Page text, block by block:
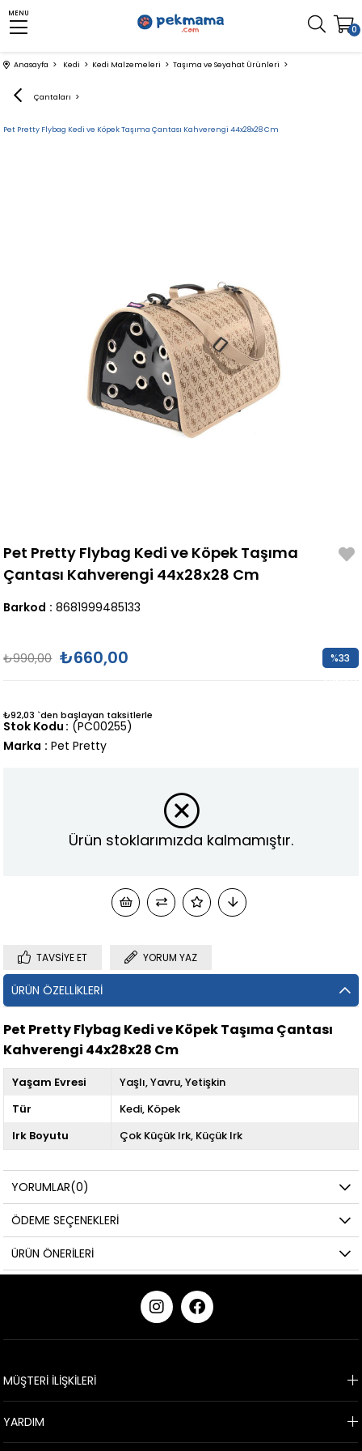
MENU
0
Anasayfa Kedi Kedi Malzemeleri Taşıma ve Seyahat Ürünleri
Taşıma Çantaları
Pet Pretty Flybag Kedi ve Köpek Taşıma Çantası Kahverengi 44x28x28 Cm
Pet Pretty Flybag Kedi ve Köpek Taşıma
Çantası Kahverengi 44x28x28 Cm
Barkod : 8681999485133
₺990,00 ₺660,00 %33
₺92,03 `den başlayan taksitlerle
(PC00255)
Stok Kodu
Marka : Pet Pretty
Ürün stoklarımızda kalmamıştır.
TAVSIYE ET YORUM YAZ
ÜRÜN ÖZELLIKLERI
Pet Pretty Flybag Kedi ve Köpek Taşıma Çantası
Kahverengi 44x28x28 Cm
Yaşam Evresi Yaşlı Yavru Yetişkin
Tür
Kedi Köpek
Irk Boyutu
Çok Küçük Irk Küçük Irk
YORUMLAR(0)
ÖDEME SEÇENEKLERI
ÜRÜN ÖNERILERI
MÜŞTERİ İLİŞKİLERİ
YARDIM